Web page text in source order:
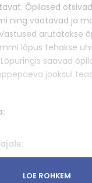
Õpilased
ning vaatavad ja
arutatakse
lõpus tehakse
saavad
jooksul
LOE ROHKEM